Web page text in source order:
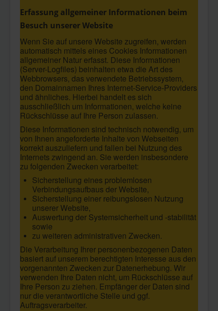
Erfassung allgemeiner Informationen beim
Besuch unserer Website
Wenn Sie auf unsere Website zugreifen, werden
automatisch mittels eines Cookies Informationen
allgemeiner Natur erfasst. Diese Informationen
(Server-Logfiles) beinhalten etwa die Art des
Webbrowsers, das verwendete Betriebssystem,
den Domainnamen Ihres Internet-Service-Providers
und ähnliches. Hierbei handelt es sich
ausschließlich um Informationen, welche keine
Rückschlüsse auf Ihre Person zulassen.
Diese Informationen sind technisch notwendig, um
von Ihnen angeforderte Inhalte von Webseiten
korrekt auszuliefern und fallen bei Nutzung des
Internets zwingend an. Sie werden insbesondere
zu folgenden Zwecken verarbeitet:
Sicherstellung eines problemlosen
Verbindungsaufbaus der Website,
Sicherstellung einer reibungslosen Nutzung
unserer Website,
Auswertung der Systemsicherheit und -stabilität
sowie
zu weiteren administrativen Zwecken.
Die Verarbeitung Ihrer personenbezogenen Daten
basiert auf unserem berechtigten Interesse aus den
vorgenannten Zwecken zur Datenerhebung. Wir
verwenden Ihre Daten nicht, um Rückschlüsse auf
Ihre Person zu ziehen. Empfänger der Daten sind
nur die verantwortliche Stelle und ggf.
Auftragsverarbeiter.